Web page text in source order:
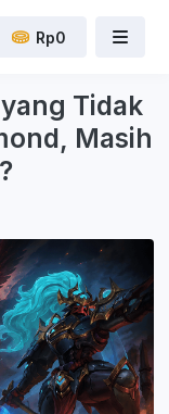
Rp0
Tidak
Masih